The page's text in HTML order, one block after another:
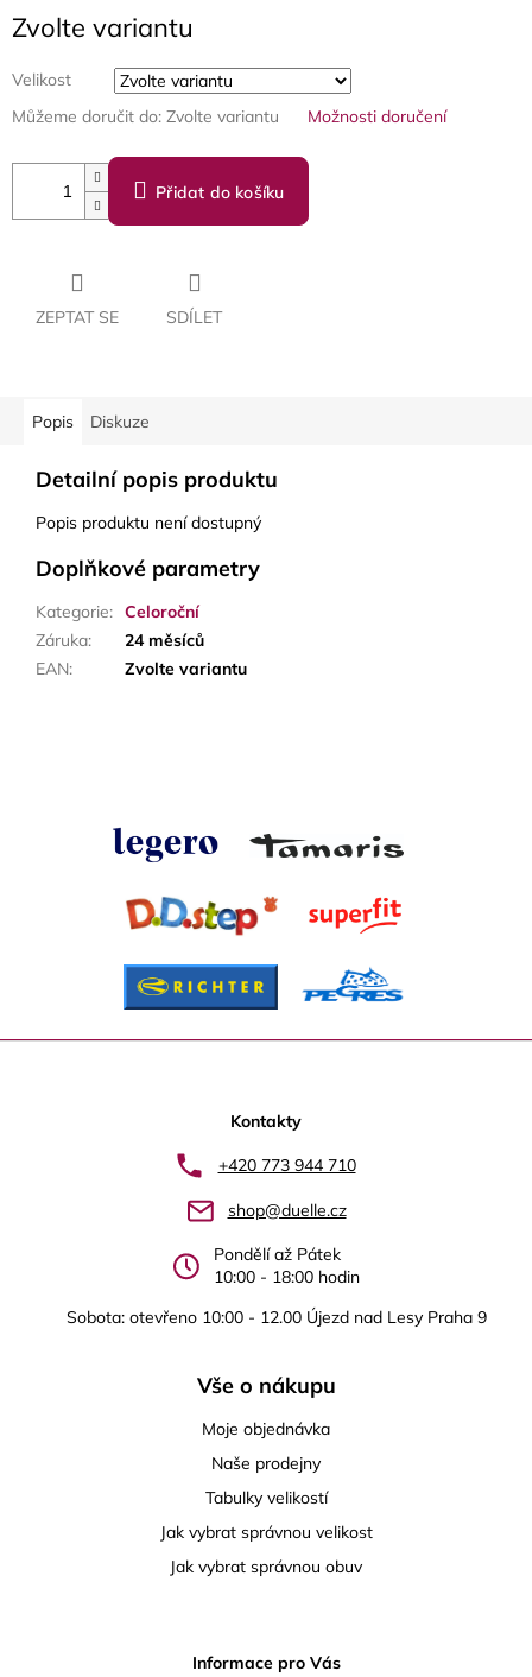
cena:
Zvolte variantu
Velikost
Můžeme doručit do: Zvolte variantu Možnosti doručení
Přidat do košíku
ZEPTAT SE SDÍLET
Popis Diskuze
Detailní popis produktu
Popis produktu není dostupný
Doplňkové parametry
Kategorie: Celoroční
Záruka:
24 měsíců
EAN: Zvolte variantu
Kontakty
+420 773 944 710
shop@duelle.cz
Pondělí až Pátek
10:00 - 18:00 hodin
Sobota: otevřeno 10:00 - 12.00 Újezd nad Lesy Praha 9
Vše o nákupu
Moje objednávka
Naše prodejny
Tabulky velikostí
Jak vybrat správnou velikost
Jak vybrat správnou obuv
Informace pro Vás